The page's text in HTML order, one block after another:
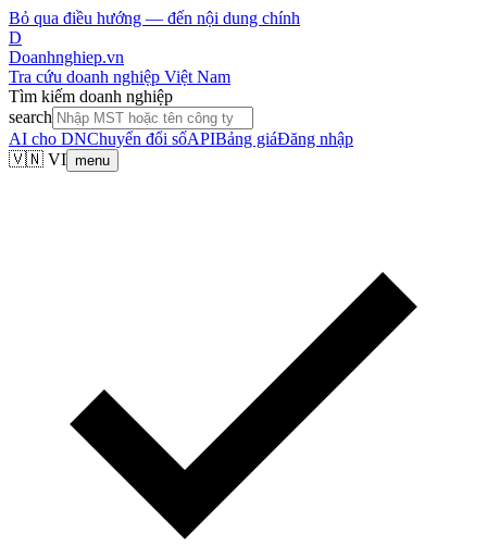
Bỏ qua điều hướng — đến nội dung chính
D
Doanhnghiep.vn
Tra cứu doanh nghiệp Việt Nam
Tìm kiếm doanh nghiệp
search
AI cho DNChuyển đổi sốAPIBảng giáĐăng nhập
🇻🇳 VI menu